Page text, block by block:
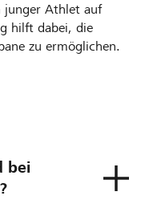
junger Athlet auf
hilft dabei, die
zu ermöglichen.
bei